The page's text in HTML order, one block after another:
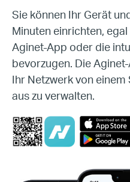
Sie können Ihr Gerät
Minuten einrichten,
Aginet-App oder die
bevorzugen. Die
Ihr Netzwerk von
aus zu verwalten.